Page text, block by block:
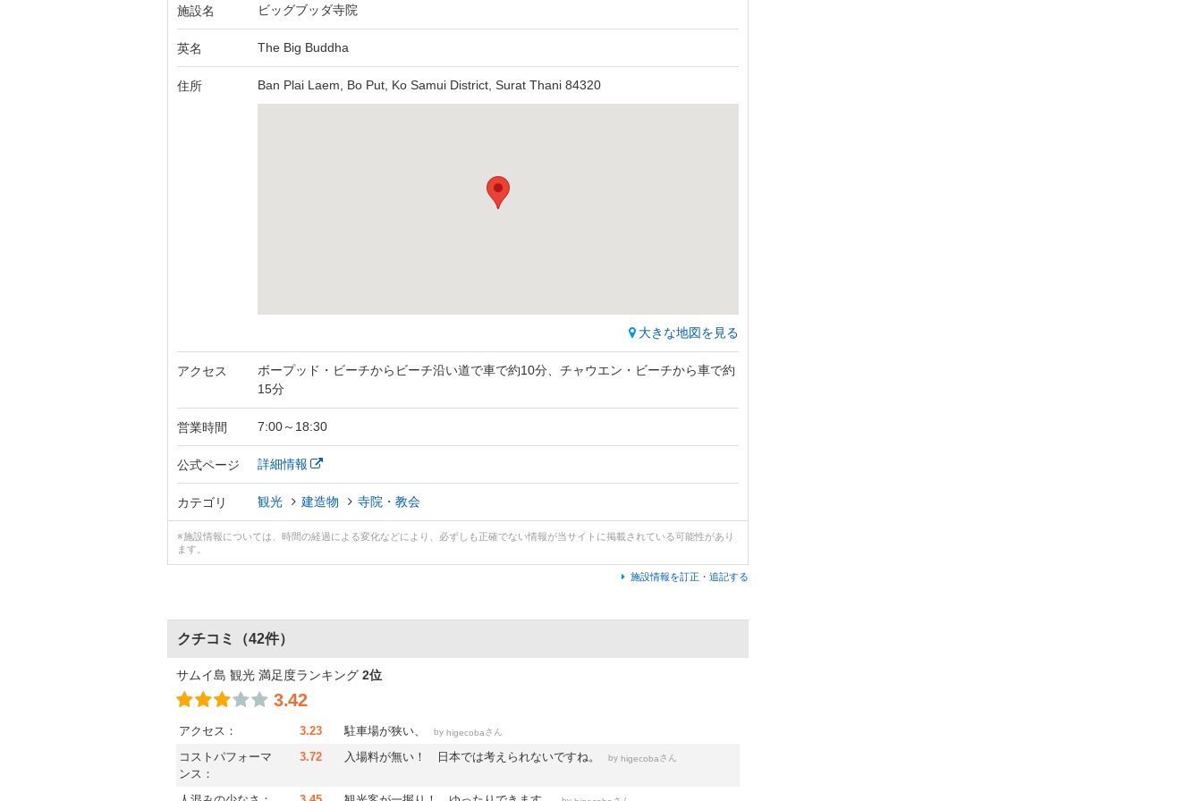
施設名 ビッグブッダ寺院
英名 The Big Buddha
住所 Ban Plai Laem, Bo Put, Ko Samui District, Surat Thani 84320
大きな地図を見る
アクセス
ボープッド・ビーチからビーチ沿い道で車で約10分、チャウエン・ビーチから車で約
15分
営業時間 7:00～18:30
公式ページ 詳細情報
カテゴリ 観光 建造物 寺院・教会
※施設情報については、時間の経過による変化などにより、必ずしも正確でない情報が当サイトに掲載されている可能性があり
ます。
施設情報を訂正・追記する
クチコミ （42件）
サムイ島 観光 満足度ランキング 2位
3.42
アクセス： 3.23 駐車場が狭い、 by higecobaさん
コストパフォーマ
ンス：
3.72 入場料が無い！ 日本では考えられないですね。 by higecobaさん